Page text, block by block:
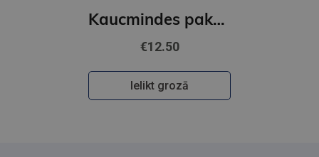
Kaucmindes pakavs
€12.50
Ielikt grozā